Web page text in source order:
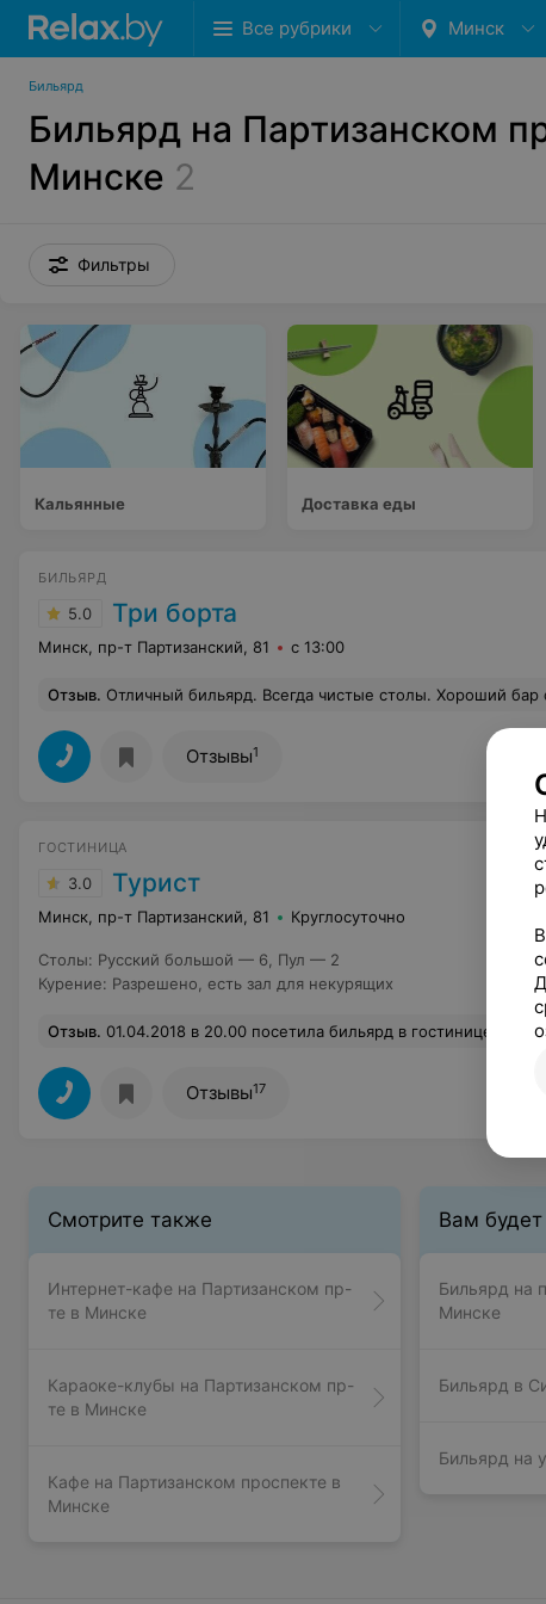
Все рубрики Минск
Бильярд
Бильярд на Партизанском
Минске 2
Фильтры
Кальянные Доставка еды
БИЛЬЯРД
5.0 Три борта
Минск, пр-т Партизанский, 81 с 13:00
Отзыв. Отличный бильярд. Всегда чистые столы. Хороший бар с напитками и ценами. В зале не курят , что очень
Отзывы1
ГОСТИНИЦА
3.0 Турист
Минск, пр-т Партизанский, 81 Круглосуточно
Столы: Русский большой — 6, Пул — 2
Курение: Разрешено, есть зал для некурящих
Отзыв. 01.04.2018 в 20.00 посетила бильярд в гостинице "Турист".Частенько туда захожу ,так как близко живу,вроде всегде все хорошо,обычно и музыка играет не плохая ,современная. В этот раз администратор бильярда поставил музыку таких исполнителей как : "Сектор Газа","Ленинград" и прочее в этом жанре...Я попросила бармена ,переключить музыку на ту что обычно играет, в ответ услышала что это администратор бильярда поставил. На столе увидела телефон подключен к динамику ...Я всё понимаю,на
Отзывы17
Смотрите также
Интернет-кафе на Партизанском пр-
те в Минске
Караоке-клубы на Партизанском пр-
те в Минске
Кафе на Партизанском проспекте в
Минске
Вам
Бильярд на
Минске
Бильярд в
Бильярд на